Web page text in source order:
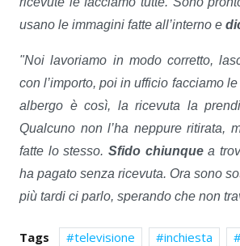
usano le immagini fatte all’interno e
"Noi lavoriamo in modo corretto,
con l’importo, poi in ufficio facciamo
albergo è così, la ricevuta la
Qualcuno non l’ha neppure ritirata,
fatte lo stesso. Sfido chiunquea
ha pagato senza ricevuta. Ora sono
più tardi ci parlo, sperando che non
Tags televisione inchiesta